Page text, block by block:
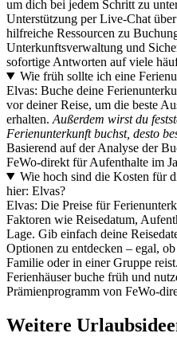
um dich bei jedem Schritt zu
Unterstützung per Live-Chat
hilfreiche Ressourcen zu
Unterkunftsverwaltung und
sofortige Antworten auf viele
Wie früh sollte ich eine
Elvas: Buche deine
vor deiner Reise, um die beste
erhalten. Außerdem wirst du
Ferienunterkunft buchst, desto
Basierend auf der Analyse der
FeWo-direkt für Aufenthalte im
Wie hoch sind die Kosten für
hier: Elvas?
Elvas: Die Preise für
Faktoren wie Reisedatum,
Lage. Gib einfach deine
Optionen zu entdecken – egal,
Familie oder in einer Gruppe
Ferienhäuser buche früh und
Prämienprogramm von FeWo-
Weitere